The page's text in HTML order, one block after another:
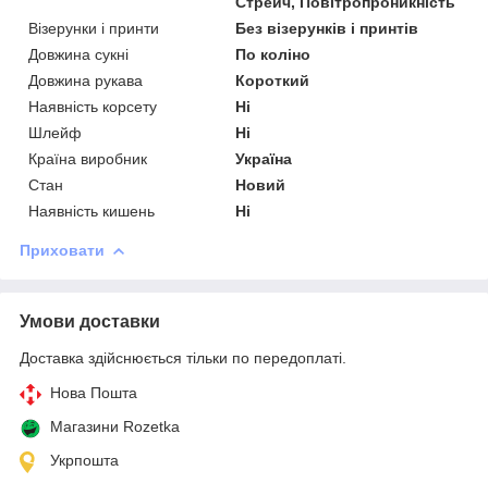
Візерунки і принти
Без візерунків і принтів
Довжина сукні
По коліно
Довжина рукава
Короткий
Наявність корсету
Ні
Шлейф
Ні
Країна виробник
Україна
Стан
Новий
Наявність кишень
Ні
Приховати
Умови доставки
Доставка здійснюється тільки по передоплаті.
Нова Пошта
Магазини Rozetka
Укрпошта